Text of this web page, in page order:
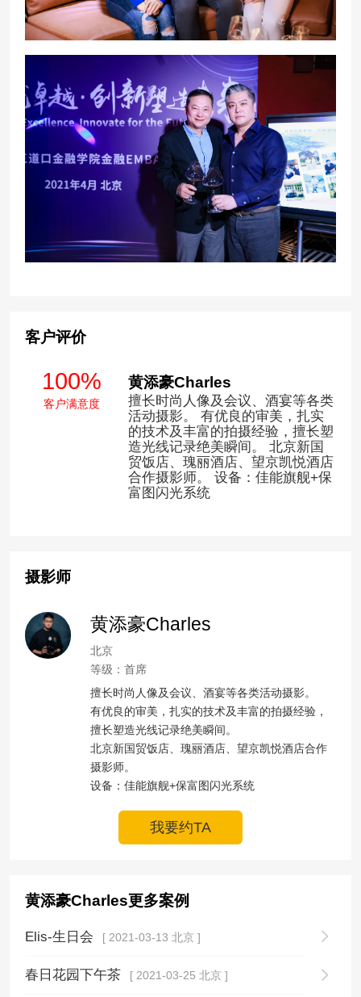
客户评价
100%
客户满意度
黄添豪Charles
擅长时尚人像及会议、酒宴等各类
活动摄影。 有优良的审美，扎实
的技术及丰富的拍摄经验，擅长塑
造光线记录绝美瞬间。 北京新国
贸饭店、瑰丽酒店、望京凯悦酒店
合作摄影师。 设备：佳能旗舰+保
富图闪光系统
摄影师
黄添豪Charles
北京
等级：首席
擅长时尚人像及会议、酒宴等各类活动摄影。
有优良的审美，扎实的技术及丰富的拍摄经验，
擅长塑造光线记录绝美瞬间。
北京新国贸饭店、瑰丽酒店、望京凯悦酒店合作
摄影师。
设备：佳能旗舰+保富图闪光系统
我要约TA
黄添豪Charles更多案例
Elis-生日会 [ 2021-03-13 北京 ]
春日花园下午茶 [ 2021-03-25 北京 ]